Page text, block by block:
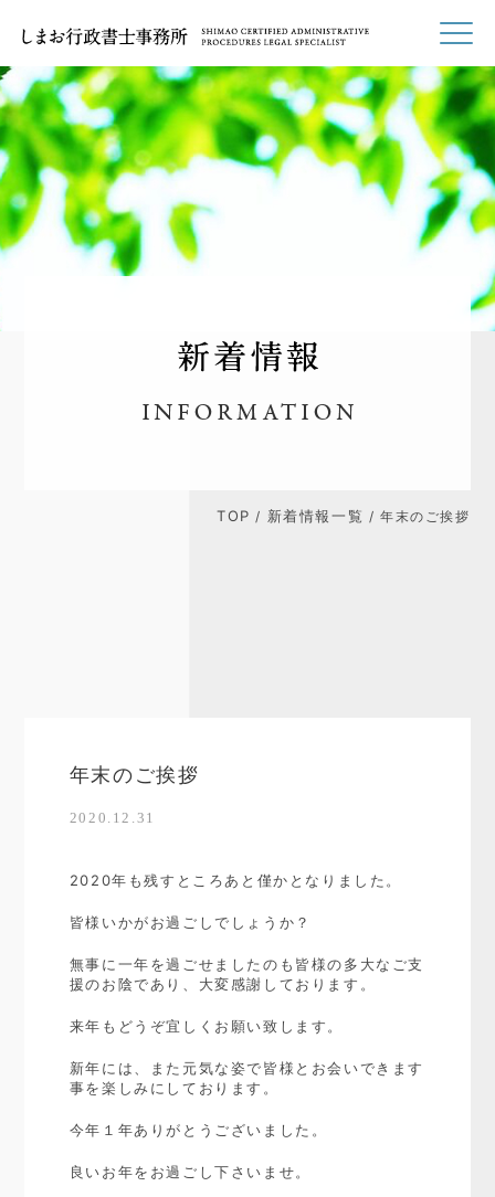
TOP / 新着情報一覧 / 年末のご挨拶
年末のご挨拶
2020.12.31
2020年も残すところあと僅かとなりました。
皆様いかがお過ごしでしょうか？
無事に一年を過ごせましたのも皆様の多大なご支
援のお陰であり、大変感謝しております。
来年もどうぞ宜しくお願い致します。
新年には、また元気な姿で皆様とお会いできます
事を楽しみにしております。
今年１年ありがとうございました。
良いお年をお過ごし下さいませ。